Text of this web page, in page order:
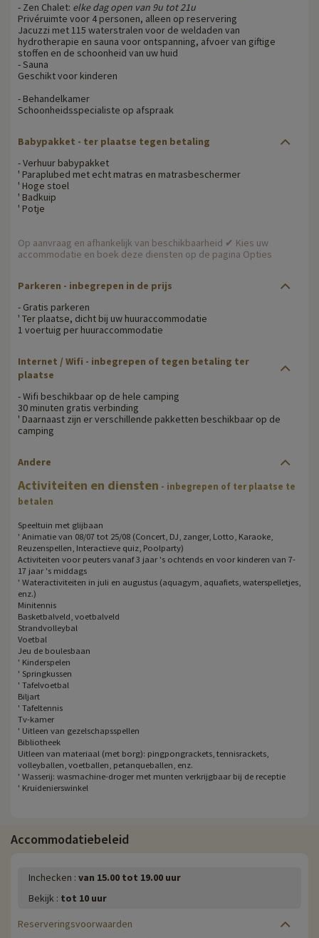
- Zen Chalet: elke dag open van 9u tot 21u
Privéruimte voor 4 personen, alleen op reservering
Jacuzzi met 115 waterstralen voor de weldaden van
hydrotherapie en sauna voor ontspanning, afvoer van giftige
stoffen en de schoonheid van uw huid
- Sauna
Geschikt voor kinderen
- Behandelkamer
Schoonheidsspecialiste op afspraak
Babypakket - ter plaatse tegen betaling
- Verhuur babypakket
' Paraplubed met echt matras en matrasbeschermer
' Hoge stoel
' Badkuip
' Potje
Op aanvraag en afhankelijk van beschikbaarheid ✔ Kies uw
accommodatie en boek deze diensten op de pagina Opties
Parkeren - inbegrepen in de prijs
- Gratis parkeren
' Ter plaatse, dicht bij uw huuraccommodatie
1 voertuig per huuraccommodatie
Internet / Wifi - inbegrepen of tegen betaling ter
plaatse
- Wifi beschikbaar op de hele camping
30 minuten gratis verbinding
' Daarnaast zijn er verschillende pakketten beschikbaar op de
camping
Andere
Activiteiten en diensten - inbegrepen of ter plaatse te
betalen
Speeltuin met glijbaan
' Animatie van 08/07 tot 25/08 (Concert, DJ, zanger, Lotto, Karaoke,
Reuzenspellen, Interactieve quiz, Poolparty)
Activiteiten voor peuters vanaf 3 jaar 's ochtends en voor kinderen van 7-
17 jaar 's middags
' Wateractiviteiten in juli en augustus (aquagym, aquafiets, waterspelletjes,
enz.)
Minitennis
Basketbalveld, voetbalveld
Strandvolleybal
Voetbal
Jeu de boulesbaan
' Kinderspelen
' Springkussen
' Tafelvoetbal
Biljart
' Tafeltennis
Tv-kamer
' Uitleen van gezelschapsspellen
Bibliotheek
Uitleen van materiaal (met borg): pingpongrackets, tennisrackets,
volleyballen, voetballen, petanqueballen, enz.
' Wasserij: wasmachine-droger met munten verkrijgbaar bij de receptie
' Kruidenierswinkel
Accommodatiebeleid
Inchecken : van 15.00 tot 19.00 uur
Bekijk : tot 10 uur
Reserveringsvoorwaarden